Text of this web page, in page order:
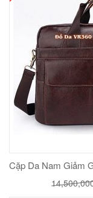
Cặp Da Nam Giảm